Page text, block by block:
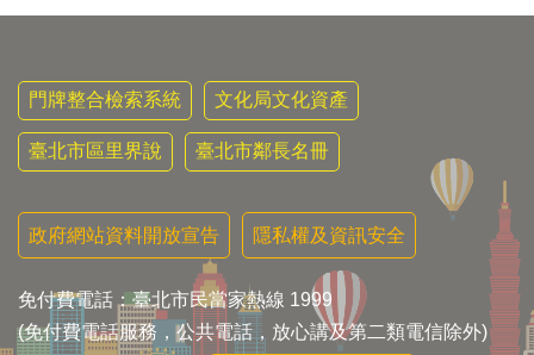
門牌整合檢索系統 文化局文化資產
臺北市區里界說 臺北市鄰長名冊
政府網站資料開放宣告 隱私權及資訊安全
免付費電話：臺北市民當家熱線 1999
(免付費電話服務，公共電話，放心講及第二類電信除外)